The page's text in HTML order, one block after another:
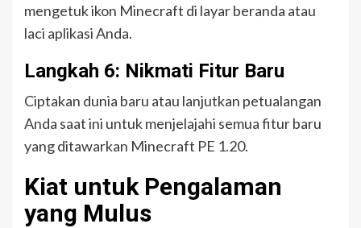
mengetuk ikon Minecraft di layar beranda atau
laci aplikasi Anda.
Langkah 6: Nikmati Fitur Baru
Ciptakan dunia baru atau lanjutkan petualangan
Anda saat ini untuk menjelajahi semua fitur baru
yang ditawarkan Minecraft PE 1.20.
Kiat untuk Pengalaman
yang Mulus